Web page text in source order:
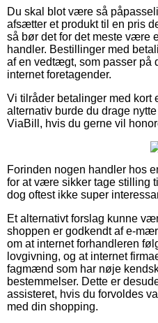
Du skal blot være så
afsætter et produkt til en pris
så bør det for det meste være
handler. Bestillinger med
af en vedtægt, som passer på
internet foretagender.
Vi tilråder betalinger med kort
alternativ burde du drage
ViaBill, hvis du gerne vil
Forinden nogen handler hos
for at være sikker tage stilling
dog oftest ikke super
Et alternativt forslag kunne
shoppen er godkendt af e-
om at internet forhandleren
lovgivning, og at internet
fagmænd som har nøje
bestemmelser. Dette er
assisteret, hvis du forvoldes
med din shopping.